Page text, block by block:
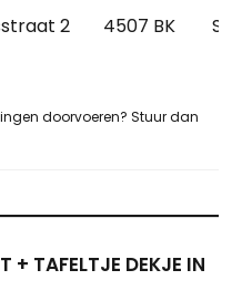
2 4507 BK
doorvoeren? Stuur dan
+ TAFELTJE DEKJE IN